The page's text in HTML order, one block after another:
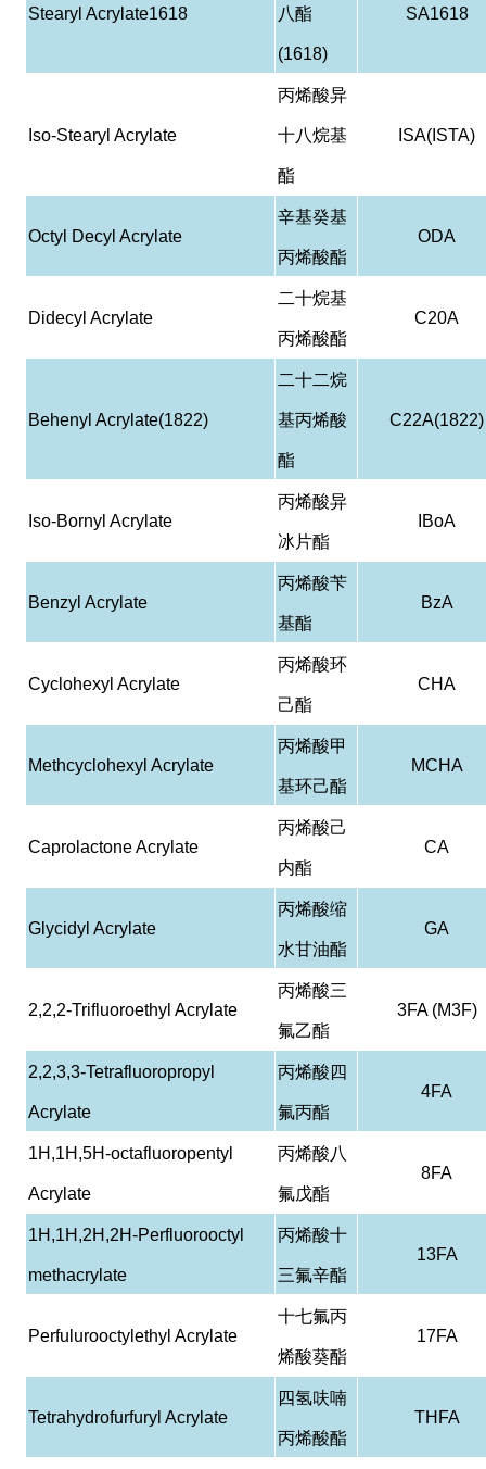
Stearyl Acrylate1618 八酯
(1618)
SA1618
Iso-Stearyl Acrylate
丙烯酸异
十八烷基
酯
ISA(ISTA)
Octyl Decyl Acrylate
辛基癸基
丙烯酸酯
ODA
Didecyl Acrylate
二十烷基
丙烯酸酯
C20A
Behenyl Acrylate(1822)
二十二烷
基丙烯酸
酯
C22A(1822)
Iso-Bornyl Acrylate
丙烯酸异
冰片酯
IBoA
Benzyl Acrylate
丙烯酸苄
基酯
BzA
Cyclohexyl Acrylate
丙烯酸环
己酯
CHA
Methcyclohexyl Acrylate
丙烯酸甲
基环己酯
MCHA
Caprolactone Acrylate
丙烯酸己
内酯
CA
Glycidyl Acrylate
丙烯酸缩
水甘油酯
GA
2,2,2-Trifluoroethyl Acrylate
丙烯酸三
氟乙酯
3FA (M3F)
2,2,3,3-Tetrafluoropropyl
Acrylate
丙烯酸四
氟丙酯
4FA
1H,1H,5H-octafluoropentyl
Acrylate
丙烯酸八
氟戊酯
8FA
1H,1H,2H,2H-Perfluorooctyl
methacrylate
丙烯酸十
三氟辛酯
13FA
Perfulurooctylethyl Acrylate
十七氟丙
烯酸葵酯
17FA
Tetrahydrofurfuryl Acrylate
四氢呋喃
丙烯酸酯
THFA